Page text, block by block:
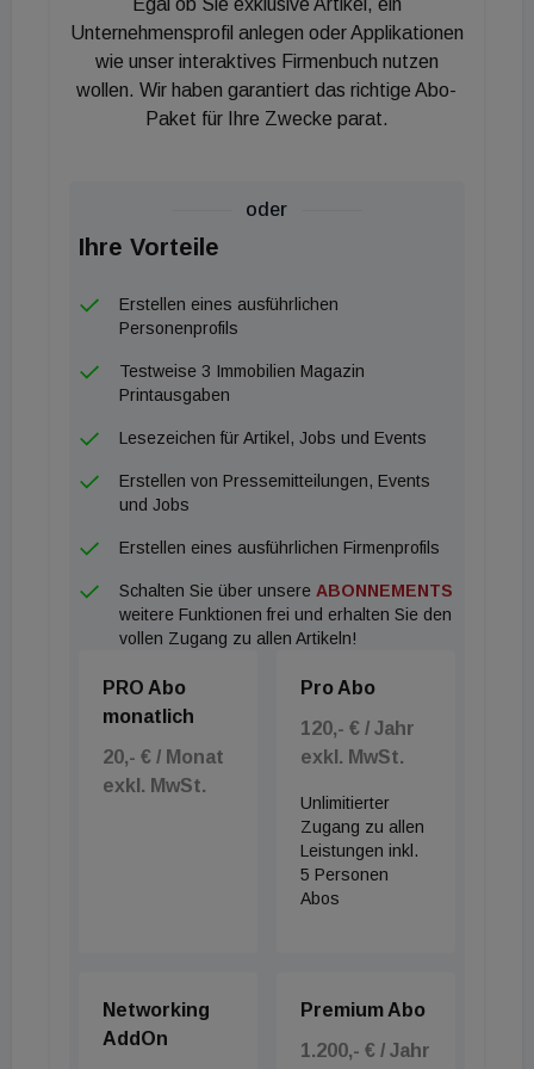
mit umweltfreundlicher Photovoltaik betriebene
Wärmepumpe. Im systembedingten Betrieb
verursacht Robin Seestadt weder Energiekosten
noch klimaschädliche Treibhausemissionen. Durch
Quadratmeter auf rund drei Euro. Im
systembedingten Betrieb fallen keine
Energiekosten an. Die Betriebs- und Energiekosten
von Robin Gebäuden sind deshalb nur halb so hoch
wie bei konventionellen Gebäuden“, berichtet
Gerhard-Emanuel Rieger, Projektleiter bei Soravia,
anderen Standorten zum Einsatz kommen soll.
Unternehmensprofil anlegen oder Applikationen
wie unser interaktives Firmenbuch nutzen
wollen. Wir haben garantiert das richtige Abo-
Paket für Ihre Zwecke parat.
oder
Ihre Vorteile
Erstellen eines ausführlichen
Personenprofils
Testweise 3 Immobilien Magazin
Printausgaben
Lesezeichen für Artikel, Jobs und Events
Erstellen von Pressemitteilungen, Events
und Jobs
Erstellen eines ausführlichen Firmenprofils
Schalten Sie über unsere ABONNEMENTS
weitere Funktionen frei und erhalten Sie den
vollen Zugang zu allen Artikeln!
PRO Abo
monatlich
20,- € / Monat
exkl. MwSt.
Pro Abo
120,- € / Jahr
exkl. MwSt.
Unlimitierter
Zugang zu allen
Leistungen inkl.
5 Personen
Abos
Networking
AddOn
Premium Abo
1.200,- € / Jahr